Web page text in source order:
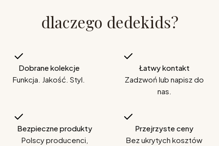
dlaczego dedekids?
Dobrane kolekcje
Funkcja. Jakość. Styl.
Łatwy kontakt
Zadzwoń lub napisz do
nas.
Bezpieczne produkty
Polscy producenci,
Przejrzyste ceny
Bez ukrytych kosztów